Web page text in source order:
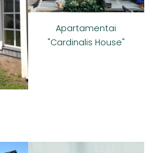
Apartamentai
"Cardinalis House"